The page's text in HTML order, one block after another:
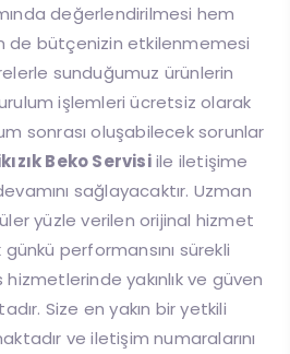
değerlendirilmesi hem
de bütçenizin etkilenmemesi
sunduğumuz ürünlerin
işlemleri ücretsiz olarak
sonrası oluşabilecek sorunlar
Beko Servisiile iletişime
sağlayacaktır. Uzman
yüzle verilen orijinal hizmet
performansını sürekli
yakınlık ve güven
Size en yakın bir yetkili
ve iletişim numaralarını